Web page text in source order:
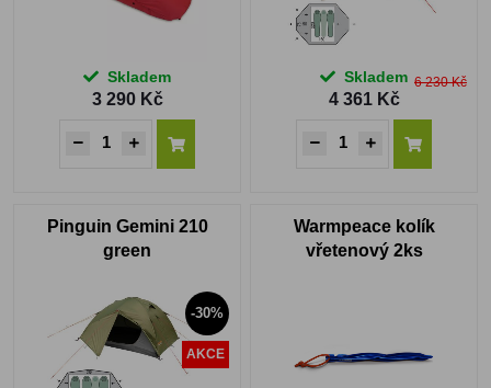
Skladem
3 290 Kč
Skladem 6 230 Kč
4 361 Kč
Pinguin Gemini 210
green
-30%
AKCE
Warmpeace kolík
vřetenový 2ks